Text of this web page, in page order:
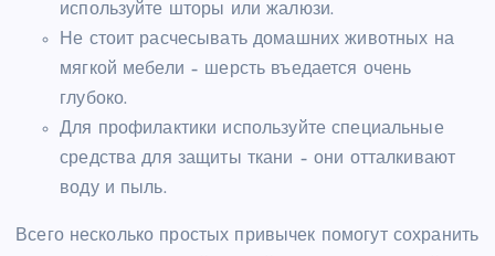
используйте шторы или жалюзи.
Не стоит расчесывать домашних животных на
мягкой мебели – шерсть въедается очень
глубоко.
Для профилактики используйте специальные
средства для защиты ткани – они отталкивают
воду и пыль.
Всего несколько простых привычек помогут сохранить